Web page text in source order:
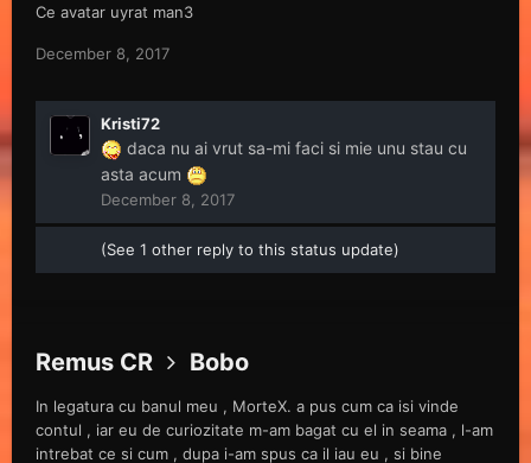
Ce avatar uyrat man3
December 8, 2017
Kristi72
daca nu ai vrut sa-mi faci si mie unu stau cu
asta acum
December 8, 2017
(See 1 other reply to this status update)
Remus CR Bobo
In legatura cu banul meu , MorteX. a pus cum ca isi vinde
contul , iar eu de curiozitate m-am bagat cu el in seama , l-am
intrebat ce si cum , dupa i-am spus ca il iau eu , si bine